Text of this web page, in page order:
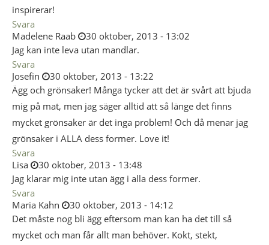
inspirerar!
Svara
Madelene Raab
30 oktober, 2013 - 13:02
Jag kan inte leva utan mandlar.
Svara
Josefin
30 oktober, 2013 - 13:22
Ägg och grönsaker! Många tycker att det är svårt att bjuda
mig på mat, men jag säger alltid att så länge det finns
mycket grönsaker är det inga problem! Och då menar jag
grönsaker i ALLA dess former. Love it!
Svara
Lisa
30 oktober, 2013 - 13:48
Jag klarar mig inte utan ägg i alla dess former.
Svara
Maria Kahn
30 oktober, 2013 - 14:12
Det måste nog bli ägg eftersom man kan ha det till så
mycket och man får allt man behöver. Kokt, stekt,